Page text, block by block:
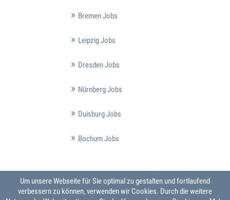
Bremen Jobs
Leipzig Jobs
Dresden Jobs
Nürnberg Jobs
Duisburg Jobs
Bochum Jobs
Um unsere Webseite für Sie optimal zu gestalten und fortlaufend
verbessern zu können, verwenden wir Cookies. Durch die weitere